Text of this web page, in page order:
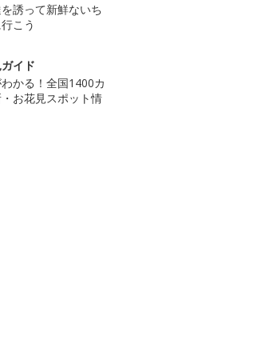
誘って新鮮ないち
こう
イド
かる！全国1400カ
お花見スポット情